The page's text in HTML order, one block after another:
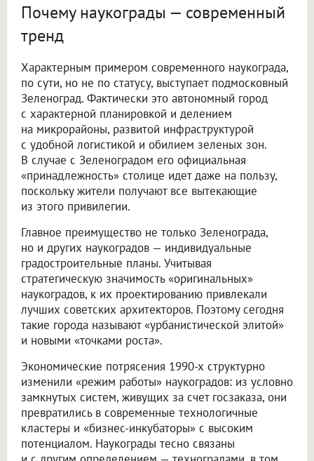
Почему наукограды — современный
тренд
Характерным примером современного наукограда,
по сути, но не по статусу, выступает подмосковный
Зеленоград. Фактически это автономный город
с характерной планировкой и делением
на микрорайоны, развитой инфраструктурой
с удобной логистикой и обилием зеленых зон.
В случае с Зеленоградом его официальная
«принадлежность» столице идет даже на пользу,
поскольку жители получают все вытекающие
из этого привилегии.
Главное преимущество не только Зеленограда,
но и других наукоградов — индивидуальные
градостроительные планы. Учитывая
стратегическую значимость «оригинальных»
наукоградов, к их проектированию привлекали
лучших советских архитекторов. Поэтому сегодня
такие города называют «урбанистической элитой»
и новыми «точками роста».
Экономические потрясения 1990-х структурно
изменили «режим работы» наукоградов: из условно
замкнутых систем, живущих за счет госзаказа, они
превратились в современные технологичные
кластеры и «бизнес-инкубаторы» с высоким
потенциалом. Наукограды тесно связаны